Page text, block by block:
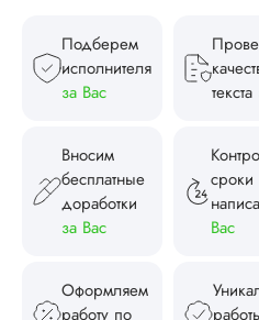
Подберем
исполнителя
за Вас
текста
Вносим
бесплатные
доработки
за Вас
сроки
Вас
Оформляем
работу по